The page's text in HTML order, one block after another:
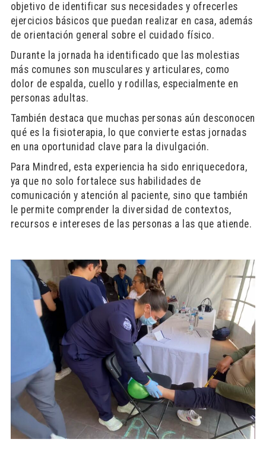
objetivo de identificar sus necesidades y ofrecerles
ejercicios básicos que puedan realizar en casa, además
de orientación general sobre el cuidado físico.
Durante la jornada ha identificado que las molestias
más comunes son musculares y articulares, como
dolor de espalda, cuello y rodillas, especialmente en
personas adultas.
También destaca que muchas personas aún desconocen
qué es la fisioterapia, lo que convierte estas jornadas
en una oportunidad clave para la divulgación.
Para Mindred, esta experiencia ha sido enriquecedora,
ya que no solo fortalece sus habilidades de
comunicación y atención al paciente, sino que también
le permite comprender la diversidad de contextos,
recursos e intereses de las personas a las que atiende.